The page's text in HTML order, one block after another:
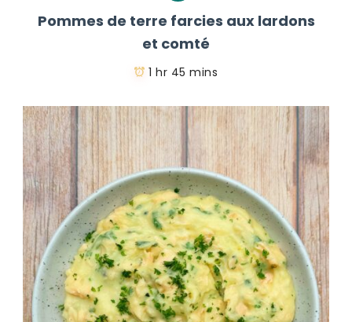
Pommes de terre farcies aux lardons
et comté
1 hr 45 mins